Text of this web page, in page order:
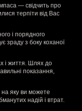
— свідчить про
терпіти від Вас
і порядного
зраду з боку коханої
і життя. Шлях до
показання,
яку ви можете
надій і втрат.